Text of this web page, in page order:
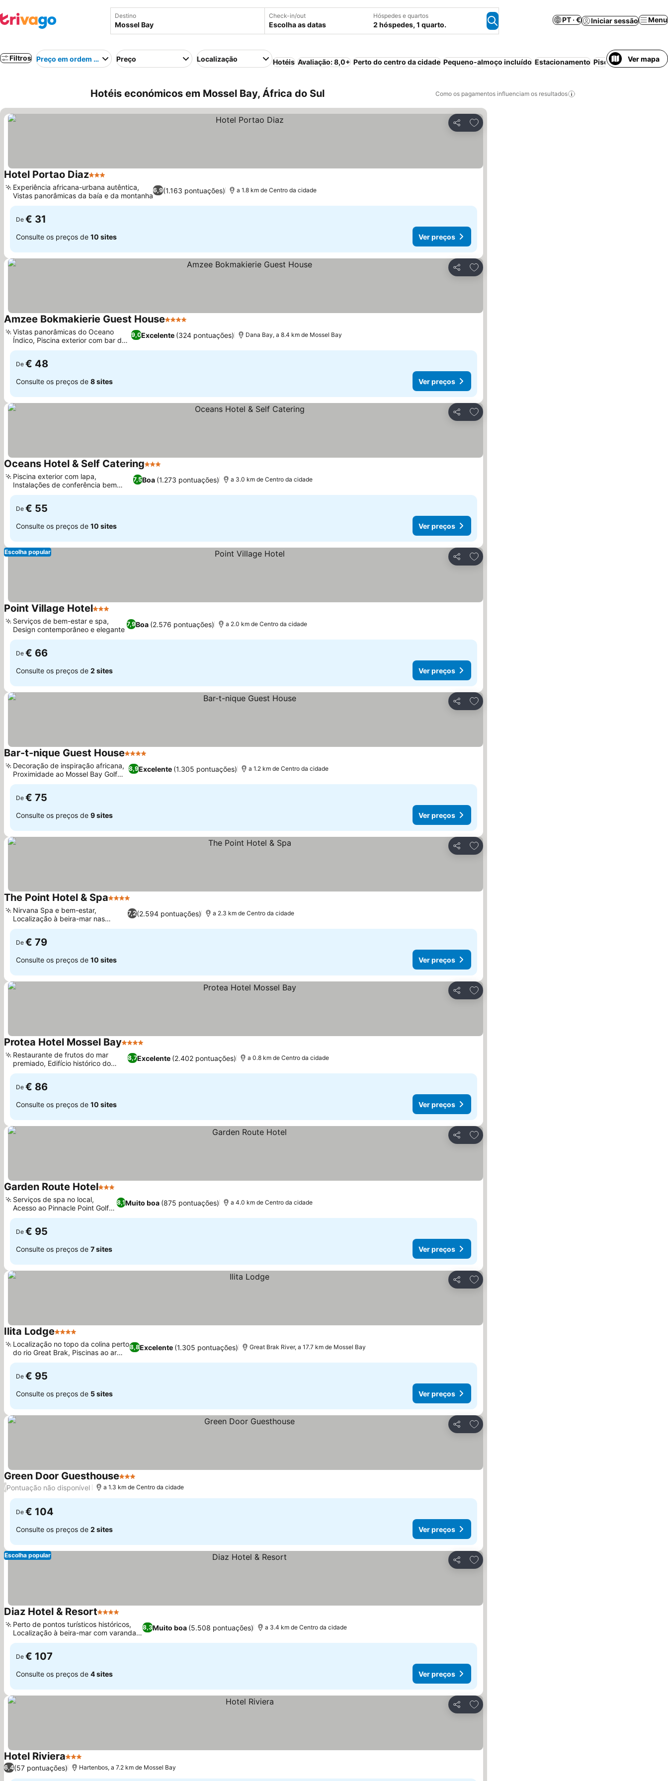
Destino Check-in/out
Escolha as datas
Hóspedes e quartos
2 hóspedes, 1 quarto.
PT · € Iniciar sessão Menu
Filtros Preço em ordem crescentePreço Localização Hotéis Avaliação: 8,0+ Perto do centro da cidade Pequeno-almoço incluído Estacionamento Piscina Casa/
Ver mapa
Hotéis económicos em Mossel Bay, África do Sul Como os pagamentos influenciam os resultados
Partilhar
Adicionar aos favoritos
Hotel Portao Diaz3 Estrelas
6,9(1.163 pontuações)
Experiência africana-urbana autêntica,
Vistas panorâmicas da baía e da montanha
a 1.8 km de Centro da cidade
De € 31
Consulte os preços de 10 sites Ver preços
Partilhar
Adicionar aos favoritos
Amzee Bokmakierie Guest House4 Estrelas
9,0Excelente (324 pontuações)
Vistas panorâmicas do Oceano
Índico, Piscina exterior com bar de
apoio
Dana Bay, a 8.4 km de Mossel Bay
De € 48
Consulte os preços de 8 sites Ver preços
Partilhar
Adicionar aos favoritos
Oceans Hotel & Self Catering3 Estrelas
7,5Boa (1.273 pontuações)
Piscina exterior com lapa,
Instalações de conferência bem
equipadas
a 3.0 km de Centro da cidade
De € 55
Consulte os preços de 10 sites Ver preços
Partilhar
Adicionar aos favoritos
Escolha popular
Point Village Hotel3 Estrelas
7,9Boa (2.576 pontuações)
Serviços de bem-estar e spa,
Design contemporâneo e elegante
a 2.0 km de Centro da cidade
De € 66
Consulte os preços de 2 sites Ver preços
Partilhar
Adicionar aos favoritos
Bar-t-nique Guest House4 Estrelas
8,9Excelente (1.305 pontuações)
Decoração de inspiração africana,
Proximidade ao Mossel Bay Golf
Club
a 1.2 km de Centro da cidade
De € 75
Consulte os preços de 9 sites Ver preços
Partilhar
Adicionar aos favoritos
The Point Hotel & Spa4 Estrelas
7,2(2.594 pontuações)
Nirvana Spa e bem-estar,
Localização à beira-mar nas
rochas
a 2.3 km de Centro da cidade
De € 79
Consulte os preços de 10 sites Ver preços
Partilhar
Adicionar aos favoritos
Protea Hotel Mossel Bay4 Estrelas
8,7Excelente (2.402 pontuações)
Restaurante de frutos do mar
premiado, Edifício histórico do
século XIX
a 0.8 km de Centro da cidade
De € 86
Consulte os preços de 10 sites Ver preços
Partilhar
Adicionar aos favoritos
Garden Route Hotel3 Estrelas
8,1Muito boa (875 pontuações)
Serviços de spa no local,
Acesso ao Pinnacle Point Golf
Club
a 4.0 km de Centro da cidade
De € 95
Consulte os preços de 7 sites Ver preços
Partilhar
Adicionar aos favoritos
Ilita Lodge4 Estrelas
8,8Excelente (1.305 pontuações)
Localização no topo da colina perto
do rio Great Brak, Piscinas ao ar
livre
Great Brak River, a 17.7 km de Mossel Bay
De € 95
Consulte os preços de 5 sites Ver preços
Partilhar
Adicionar aos favoritos
Green Door Guesthouse3 Estrelas
/Pontuação não disponível a 1.3 km de Centro da cidade
De € 104
Consulte os preços de 2 sites Ver preços
Partilhar
Adicionar aos favoritos
Escolha popular
Diaz Hotel & Resort4 Estrelas
8,3Muito boa (5.508 pontuações)
Perto de pontos turísticos históricos,
Localização à beira-mar com varandas
privativas
a 3.4 km de Centro da cidade
De € 107
Consulte os preços de 4 sites Ver preços
Partilhar
Adicionar aos favoritos
Hotel Riviera3 Estrelas
6,4(57 pontuações) Hartenbos, a 7.2 km de Mossel Bay